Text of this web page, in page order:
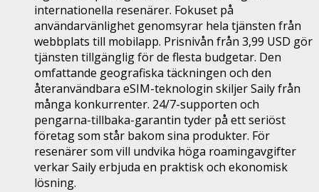
internationella resenärer. Fokuset på
användarvänlighet genomsyrar hela tjänsten från
webbplats till mobilapp. Prisnivån från 3,99 USD gör
tjänsten tillgänglig för de flesta budgetar. Den
omfattande geografiska täckningen och den
återanvändbara eSIM-teknologin skiljer Saily från
många konkurrenter. 24/7-supporten och
pengarna-tillbaka-garantin tyder på ett seriöst
företag som står bakom sina produkter. För
resenärer som vill undvika höga roamingavgifter
verkar Saily erbjuda en praktisk och ekonomisk
lösning.